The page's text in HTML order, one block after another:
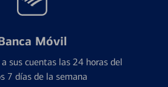
Móvil
sus cuentas las 24 horas del
7 días de la semana